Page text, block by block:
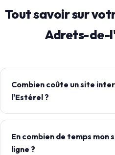
Tout savoir sur
Adrets-de-
Combien coûte un site
l'Estérel ?
En combien de temps
ligne ?